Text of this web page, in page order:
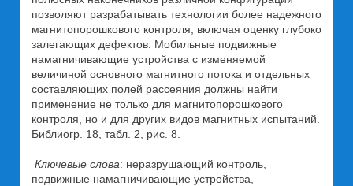
позволяют разрабатывать технологии более надежного
магнитопорошкового контроля, включая оценку глубоко
залегающих дефектов. Мобильные подвижные
намагничивающие устройства с изменяемой
величиной основного магнитного потока и отдельных
составляющих полей рассеяния должны найти
применение не только для магнитопорошкового
контроля, но и для других видов магнитных испытаний.
Библиогр. 18, табл. 2, рис. 8.
Ключевые слова: неразрушающий контроль,
подвижные намагничивающие устройства,